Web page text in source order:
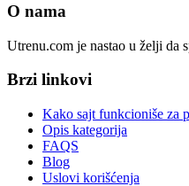
O nama
Utrenu.com je nastao u želji da
Brzi linkovi
Kako sajt funkcioniše za
Opis kategorija
FAQS
Blog
Uslovi korišćenja